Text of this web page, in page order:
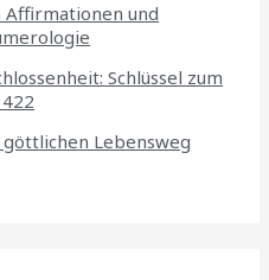
Affirmationen und
Schlüssel zum
Lebensweg